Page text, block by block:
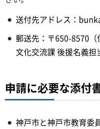
送付先アドレス：
郵送先：〒650-8570
文化交流課 後援名義
申請に必要な添付
神戸市と神戸市教育委